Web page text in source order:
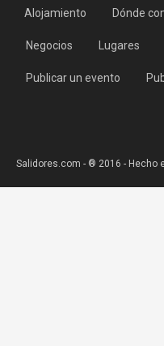
Alojamiento Dónde
Negocios Lugares
Publicar un evento
Salidores.com - ® 2016 - Hecho